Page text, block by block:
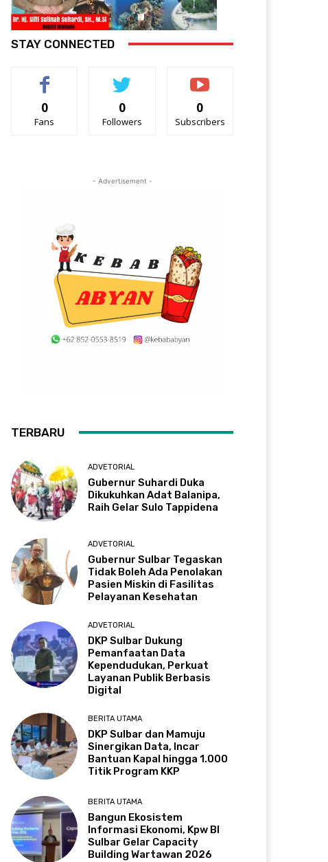
STAY CONNECTED
0
Fans
0
Followers
0
Subscribers
- Advertisement -
TERBARU
ADVETORIAL
Gubernur Suhardi Duka
Dikukuhkan Adat Balanipa,
Raih Gelar Sulo Tappidena
ADVETORIAL
Gubernur Sulbar Tegaskan
Tidak Boleh Ada Penolakan
Pasien Miskin di Fasilitas
Pelayanan Kesehatan
ADVETORIAL
DKP Sulbar Dukung
Pemanfaatan Data
Kependudukan, Perkuat
Layanan Publik Berbasis
Digital
BERITA UTAMA
DKP Sulbar dan Mamuju
Sinergikan Data, Incar
Bantuan Kapal hingga 1.000
Titik Program KKP
BERITA UTAMA
Bangun Ekosistem
Informasi Ekonomi, Kpw BI
Sulbar Gelar Capacity
Building Wartawan 2026